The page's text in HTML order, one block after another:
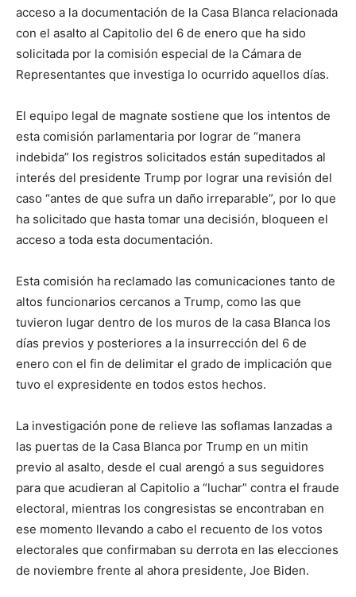
acceso a la documentación de la Casa Blanca relacionada
con el asalto al Capitolio del 6 de enero que ha sido
solicitada por la comisión especial de la Cámara de
Representantes que investiga lo ocurrido aquellos días.
El equipo legal de magnate sostiene que los intentos de
esta comisión parlamentaria por lograr de “manera
indebida” los registros solicitados están supeditados al
interés del presidente Trump por lograr una revisión del
caso “antes de que sufra un daño irreparable”, por lo que
ha solicitado que hasta tomar una decisión, bloqueen el
acceso a toda esta documentación.
Esta comisión ha reclamado las comunicaciones tanto de
altos funcionarios cercanos a Trump, como las que
tuvieron lugar dentro de los muros de la casa Blanca los
días previos y posteriores a la insurrección del 6 de
enero con el fin de delimitar el grado de implicación que
tuvo el expresidente en todos estos hechos.
La investigación pone de relieve las soflamas lanzadas a
las puertas de la Casa Blanca por Trump en un mitin
previo al asalto, desde el cual arengó a sus seguidores
para que acudieran al Capitolio a “luchar” contra el fraude
electoral, mientras los congresistas se encontraban en
ese momento llevando a cabo el recuento de los votos
electorales que confirmaban su derrota en las elecciones
de noviembre frente al ahora presidente, Joe Biden.